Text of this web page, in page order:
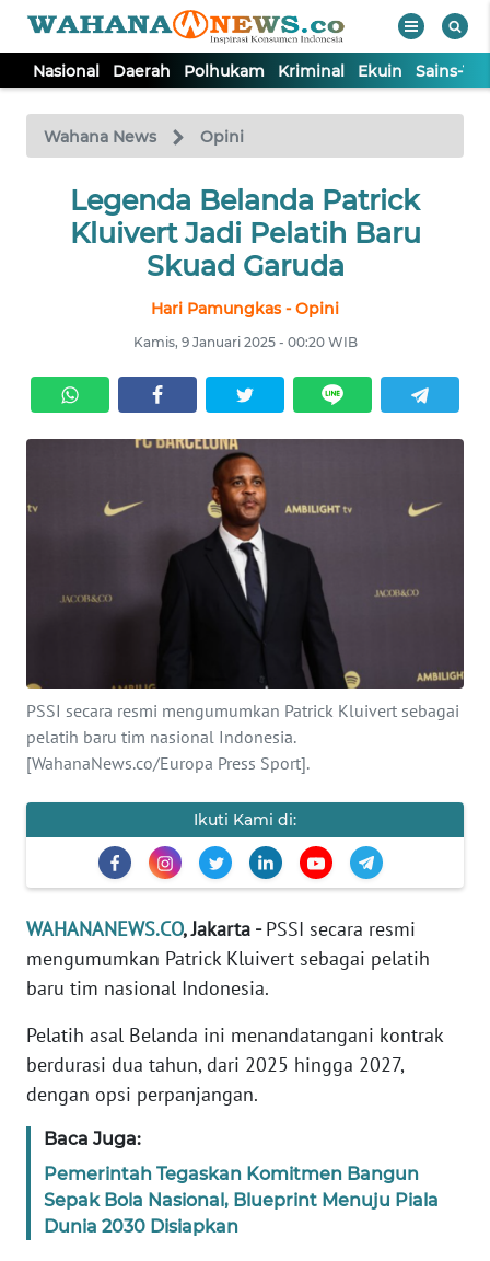
Nasional Daerah Polhukam Kriminal Ekuin Sains-
Wahana News Opini
Legenda Belanda Patrick
Kluivert Jadi Pelatih Baru
Skuad Garuda
Hari Pamungkas - Opini
Kamis, 9 Januari 2025 - 00:20 WIB
PSSI secara resmi mengumumkan Patrick Kluivert sebagai
pelatih baru tim nasional Indonesia.
[WahanaNews.co/Europa Press Sport].
Ikuti Kami di:
WAHANANEWS.CO, Jakarta -PSSI secara resmi
mengumumkan Patrick Kluivert sebagai pelatih
baru tim nasional Indonesia.
Pelatih asal Belanda ini menandatangani kontrak
berdurasi dua tahun, dari 2025 hingga 2027,
dengan opsi perpanjangan.
Baca Juga:
Pemerintah Tegaskan Komitmen Bangun
Sepak Bola Nasional, Blueprint Menuju Piala
Dunia 2030 Disiapkan
TV
Tutup
NASIONAL
KRIMINAL
EKUIN
SAINS-TEKNO
SERBA-SERBI
PENDIDIKAN
OLAHRAGA
EDITORIAL
Informasi
INDEKS
BERITA
KAMI
INFO
IKLAN